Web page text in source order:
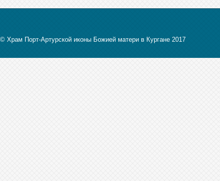
© Храм Порт-Артурской иконы Божией матери в Кургане 2017